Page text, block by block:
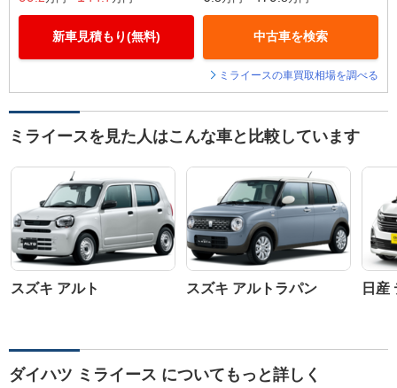
新車見積もり(無料) 中古車を検索
ミライースの車買取相場を調べる
ミライースを見た人はこんな車と比較しています
スズキ アルト スズキ アルトラパン 日産
ダイハツ ミライース についてもっと詳しく